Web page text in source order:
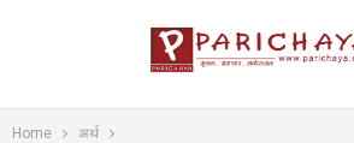
Home अर्थ